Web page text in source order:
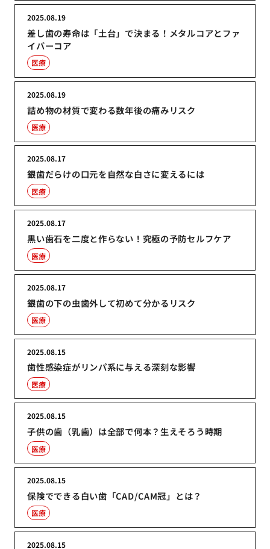
差し歯の寿命は「土台」で決まる！メタルコアとファ
イバーコア
2025.08.19
医療
詰め物の材質で変わる数年後の痛みリスク
2025.08.19
医療
銀歯だらけの口元を自然な白さに変えるには
2025.08.17
医療
黒い歯石を二度と作らない！究極の予防セルフケア
2025.08.17
医療
銀歯の下の虫歯外して初めて分かるリスク
2025.08.17
医療
歯性感染症がリンパ系に与える深刻な影響
2025.08.15
医療
子供の歯（乳歯）は全部で何本？生えそろう時期
2025.08.15
医療
保険でできる白い歯「CAD/CAM冠」とは？
2025.08.15
医療
2025.08.15